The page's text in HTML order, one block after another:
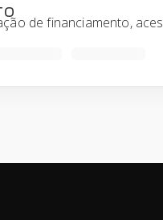
de financiamento,